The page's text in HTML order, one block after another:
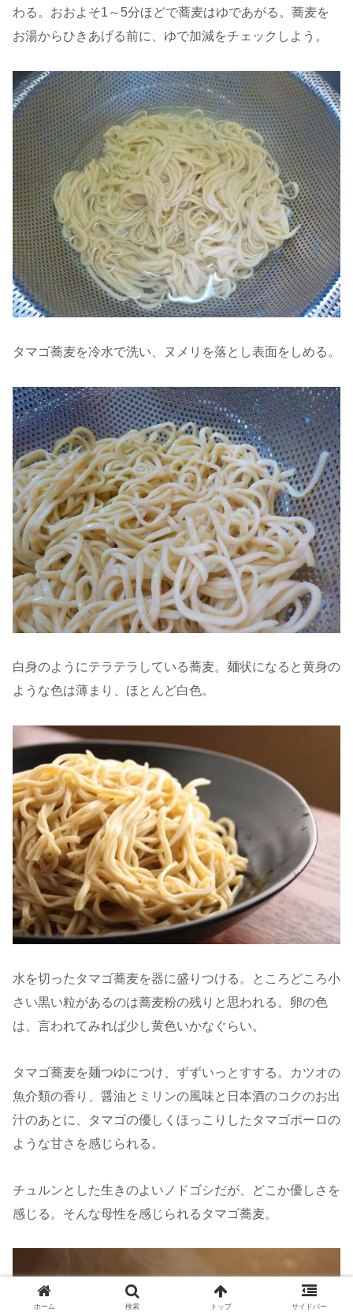
わる。おおよそ1～5分ほどで蕎麦はゆであがる。蕎麦を
お湯からひきあげる前に、ゆで加減をチェックしよう。
タマゴ蕎麦を冷水で洗い、ヌメリを落とし表面をしめる。
白身のようにテラテラしている蕎麦。麺状になると黄身の
ような色は薄まり、ほとんど白色。
水を切ったタマゴ蕎麦を器に盛りつける。ところどころ小
さい黒い粒があるのは蕎麦粉の残りと思われる。卵の色
は、言われてみれば少し黄色いかなぐらい。
タマゴ蕎麦を麺つゆにつけ、ずずいっとすする。カツオの
魚介類の香り、醤油とミリンの風味と日本酒のコクのお出
汁のあとに、タマゴの優しくほっこりしたタマゴポーロの
ような甘さを感じられる。
チュルンとした生きのよいノドゴシだが、どこか優しさを
感じる。そんな母性を感じられるタマゴ蕎麦。
ホーム 検索 トップ サイドバー